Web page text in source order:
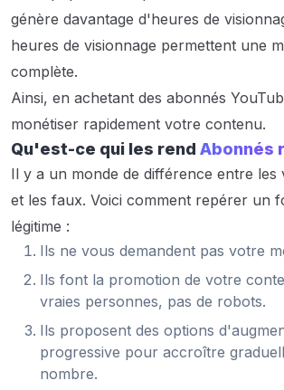
génère davantage d'heures de
heures de visionnage permettent une
complète.
Ainsi, en achetant des abonnés
monétiser rapidement votre contenu.
Qu'est-ce qui les rend Abonnés
Il y a un monde de différence entre les
et les faux. Voici comment repérer un
légitime :
Ils ne vous demandent pas votre
Ils font la promotion de votre
vraies personnes, pas de robots.
Ils proposent des options
progressive pour accroître
nombre.